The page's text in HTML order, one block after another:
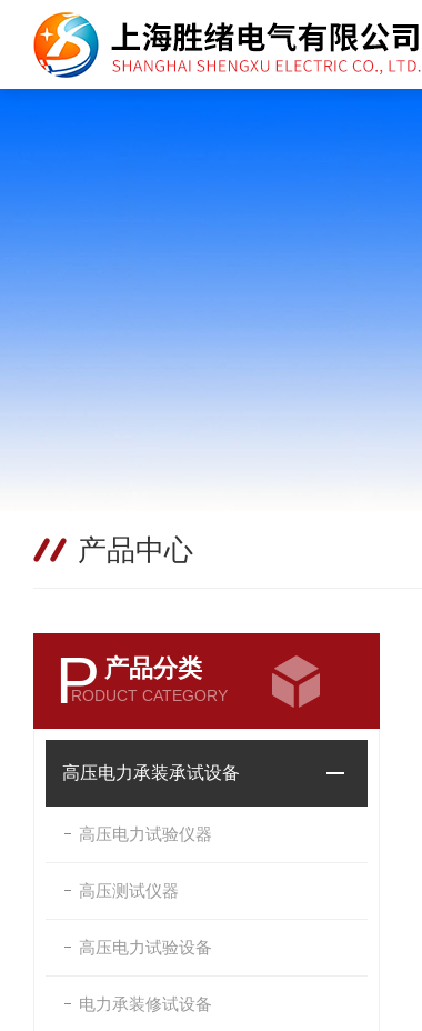
产品中心
P 产品分类
RODUCT CATEGORY
高压电力承装承试设备
高压电力试验仪器
高压测试仪器
高压电力试验设备
电力承装修试设备